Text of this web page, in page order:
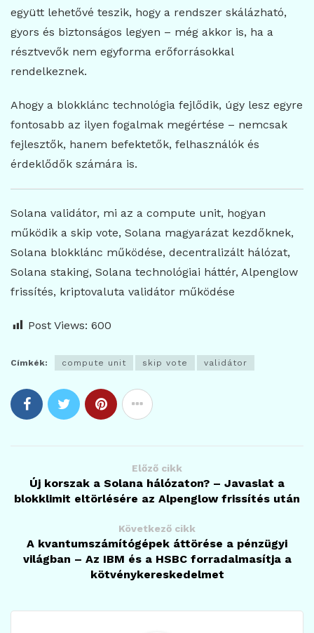
együtt lehetővé teszik, hogy a rendszer skálázható,
gyors és biztonságos legyen – még akkor is, ha a
résztvevők nem egyforma erőforrásokkal
rendelkeznek.
Ahogy a blokklánc technológia fejlődik, úgy lesz egyre
fontosabb az ilyen fogalmak megértése – nemcsak
fejlesztők, hanem befektetők, felhasználók és
érdeklődők számára is.
Solana validátor, mi az a compute unit, hogyan
működik a skip vote, Solana magyarázat kezdőknek,
Solana blokklánc működése, decentralizált hálózat,
Solana staking, Solana technológiai háttér, Alpenglow
frissítés, kriptovaluta validátor működése
Post Views: 600
Címkék: compute unit skip vote validátor
Előző cikk
Új korszak a Solana hálózaton? – Javaslat a
blokklimit eltörlésére az Alpenglow frissítés után
Következő cikk
A kvantumszámítógépek áttörése a pénzügyi
világban – Az IBM és a HSBC forradalmasítja a
kötvénykereskedelmet